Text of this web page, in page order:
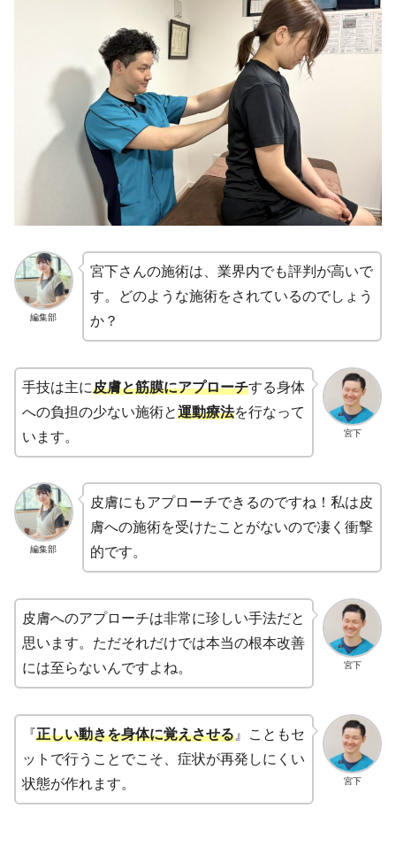
編集部
宮下さんの施術は、業界内でも評判が高いで
す。どのような施術をされているのでしょう
か？
宮下
手技は主に皮膚と筋膜にアプローチする身体
への負担の少ない施術と運動療法を行なって
います。
編集部
皮膚にもアプローチできるのですね！私は皮
膚への施術を受けたことがないので凄く衝撃
的です。
宮下
皮膚へのアプローチは非常に珍しい手法だと
思います。ただそれだけでは本当の根本改善
には至らないんですよね。
宮下
『正しい動きを身体に覚えさせる 』こともセ
ットで行うことでこそ、症状が再発しにくい
状態が作れます。